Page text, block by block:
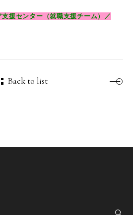
支援センター（就職支援チーム）／
Back to list